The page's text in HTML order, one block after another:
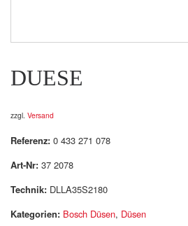
DUESE
zzgl. Versand
Referenz: 0 433 271 078
Art-Nr: 37 2078
Technik: DLLA35S2180
Kategorien: Bosch Düsen, Düsen